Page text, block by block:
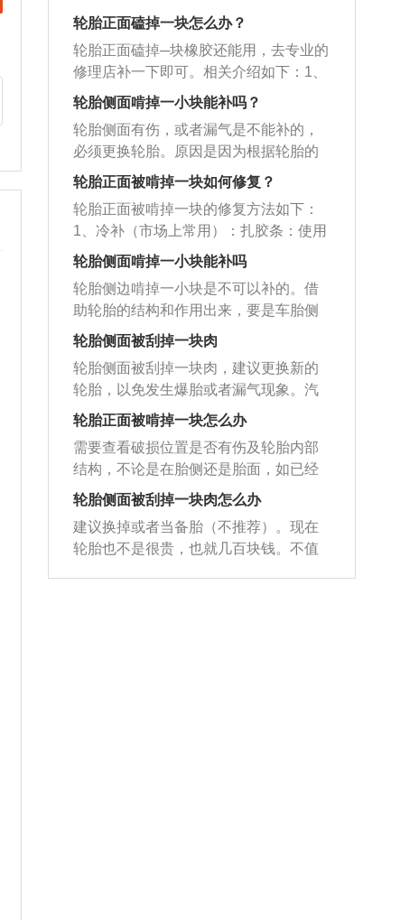
况，当轮胎受到磕碰时一定要及时停车
检查，必要的时候要到最近的修理店对
其进行修补，防止在用车过程中爆胎从
市面上修补轮胎的方法比较多，主要包
括自动轮胎修补液法、胶条法、热补
法、蘑菇钉等方法，根据轮胎磨损程度
的不同，对其选用的方法也会有所差
异，具体可以到修理店请专业的修理人
士进行处理。一般来说，汽车轮胎的胎
压为2.5Bar左右，太高或者太低都会对
汽车的行驶产生影响。胎压太高会降低
汽车高速行驶时的稳定性，并且增加爆
胎的几率。胎压太低会增加轮胎的摩擦
耗。在我们出远门时一定要对轮胎进行
检查，防止发生安全隐患。
起高度重视。胎侧掉了一块后容易引发
爆胎的原因：由于胎侧本来就较为薄
弱，掉了一块之后会变得更为薄弱，当
车辆在行驶的过程中，因轮胎与地面摩
擦生热，导致轮胎的温度会升高，轮胎
内的气体压力也会随着升高，并且胎侧
还要经受载荷、被弯折，这很容易导致
现了下列情况时，也应及时更换轮胎：
1、轮胎磨损接近磨损标记；2、胎侧出
现破口或鼓包；3、轮胎使用超过5年，
已产生自然老化现象；4、补胎超过4
次；5、胎面或轮毂变形；6、长时间低
胎压行驶，导致轮胎被过度碾压。
轮胎正面磕掉一块怎么办？
轮胎正面磕掉─块橡胶还能用，去专业的
修理店补一下即可。相关介绍如下：1、
轮胎的作用：汽车轮胎是汽车的重要部
件之一，其直接与路面接触，和汽车悬
架共同来缓和汽车行驶时所受到的冲
击，保证车轮和路面有良好的附着性，
提高汽车的牵引性、制动性和通过性，
承受着汽车的重星。2、需要更换轮胎的
五种情况：（1）每个轮胎都有生产日
过这个期限或者是里程，就需要更换轮
胎。（2）花纹磨损厉害。（3）轮胎是
否有起泡。（4）胎压不正常，胎压高，
刹车不好控制，胎压低，车子动力不
足，开车前需要检查下胎压。（5）轮胎
是否有割伤。
轮胎侧面啃掉一小块能补吗？
轮胎侧面有伤，或者漏气是不能补的，
必须更换轮胎。原因是因为根据轮胎的
结构，轮胎侧面是最为薄弱的，仅有较
薄橡胶层和帘布层，这帘布层就是有棉
线和人造丝等编织成的网状层面。承载
着托起整车重量的气压，如果轮胎的侧
壁被划了口子，尤其是破坏了帘布层的
时候，就完全打破了侧壁的结构应力，
极易引发爆胎事故。以下为避免轮胎侧
坑洞或减速带等其它路面不平的地方时
应减速通过。2、禁两超：禁止超速、超
载。3、避免急：避免急速转弯、快速启
动、紧急制动和碾压路肩。
轮胎正面被啃掉一块如何修复？
轮胎正面被啃掉一块的修复方法如下：
1、冷补（市场上常用）：扎胶条：使用
专用锥子把涂满胶的胶条捅进轮胎破损
处，保留一部分在外面；冷补胶片：拆
卸轮胎，从破损处里面打磨，然后涂冷
补胶水，稍晾干后再贴上冷补胶片。2、
蘑菇钉：在贴补的同时，要把一根胶条
从里面穿透到轮胎外面，把破洞彻底补
实。3、补漏剂：是用来自动填补汽车轮
轮胎侧面啃掉一小块能补吗
轮胎侧边啃掉一小块是不可以补的。借
助轮胎的结构和作用出来，要是车胎侧
边被啃了一块的话，至少也会把缓冲层
和钢丝带束撞击毁坏掉，情况严重的会
把胎体帘布层内层等毁坏。提议这类状
况的话还是拆换掉毁坏的轮胎较为稳
妥，由于轮胎侧边扎胎或胎面毁坏是不
能开展修补的，要是没有毁坏到帘布层
的话，将毁坏轮胎不能放到驱动轮上，
已经毁坏到帘布层的话，就需要开展拆
换，由于随时随地出现爆胎的风险。车
子的轮胎当作直接与路面触碰的构件，
轮胎侧面被刮掉一块肉
轮胎侧面被刮掉一块肉，建议更换新的
轮胎，以免发生爆胎或者漏气现象。汽
车的轮胎可以通过用途区分，分为轿车
轮胎，载重汽车轮胎，越野轮胎等，轿
车轮胎是安装在轿车车型上的轮胎，最
高行驶速度可以达到200公里每小时以
上，具有良好的操控性和稳定性。载重
汽车轮胎适用于载重汽车使用，行驶速
度一般在80公里每小时到100公里每小时
轮胎正面被啃掉一块怎么办
需要查看破损位置是否有伤及轮胎内部
结构，不论是在胎侧还是胎面，如已经
暴露内部结构，继续使用可能会导致结
构损坏，因此需要及时更换新胎；如果
暂时没有暴露内部结构，那可定期检查
损伤是否有扩大。轮胎正面被啃掉一块
的解决方法：1、修补前确定是否还有修
轮胎侧面被刮掉一块肉怎么办
建议换掉或者当备胎（不推荐）。现在
轮胎也不是很贵，也就几百块钱。不值